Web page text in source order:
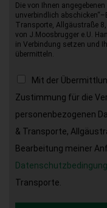
Die von Ihnen
unverbindlich
Transporte, Allgäustraße
von J.Moosbrugger e.U.
in Verbindung setzen und
übermitteln.
Mit der
Zustimmung für die
personenbezogenen
& Transporte,
Bearbeitung meiner
Transporte.